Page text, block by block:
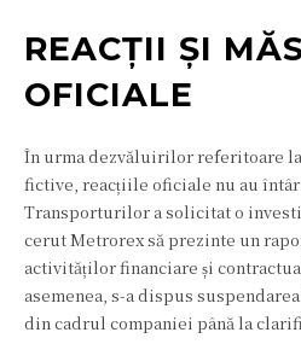
REACȚII ȘI
OFICIALE
În urma dezvăluirilor referitoare
fictive, reacțiile oficiale nu au
Transporturilor a solicitat o
cerut Metrorex să prezinte un
activităților financiare și
asemenea, s-a dispus
din cadrul companiei până la